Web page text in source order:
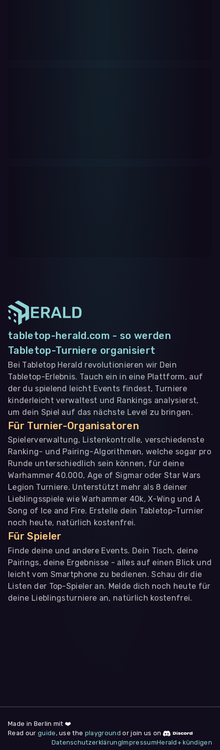
tabletop-herald.com - so werden
Tabletop-Turniere organisiert
Bei Tabletop Herald revolutionieren wir Dein
Tabletop-Erlebnis. Tauch ein in eine Plattform, auf
der du spielend leicht Events findest, Turniere
kinderleicht verwaltest und Rankings analysierst,
um dein Spiel auf das nächste Level zu bringen.
Für Turnier-Organisatoren
Spielerverwaltung, Listenkontrolle, verschiedenste
Ranking- und Pairing-Algorithmen, welche sogar pro
Runde unterschiedlich sein können, für deine
Warhammer 40.000, Age of Sigmar oder Star Wars
Legion Turniere. Unterstützt mehr als 8 deiner
Lieblingsspiele wie Warhammer 40k, X-Wing und A
Song of Ice and Fire. Erstelle dein Tabletop-Turnier
noch heute, natürlich kostenfrei.
Für Spieler
Finde deine und andere Events. Dein Tisch, deine
Pairings, deine Ergebnisse - alles auf einen Blick und
leicht vom Smartphone zu bedienen. Schau dir die
Listen der Top-Spieler an. Melde dich noch heute für
deine Lieblingsturniere an, natürlich kostenfrei.
deine Zustimmung jederzeit unter "
am Seitenende widerrufen.
Made in Berlin mit ❤️
Read our guide , use the playground or join us on
DatenschutzerklärungImpressumHerald+ kündigen